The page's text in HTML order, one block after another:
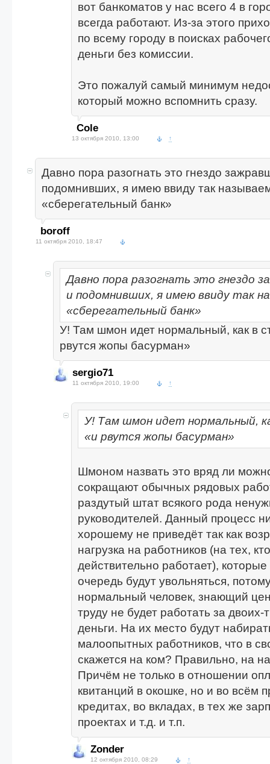
вот банкоматов у нас всего 4 в
всегда работают. Из-за этого
по всему городу в поисках
деньги без комиссии.
Это пожалуй самый минимум
который можно вспомнить сразу.
Cole
13 октября 2010, 13:00 ↑
Давно пора разогнать это гнездо
подомнивших, я имею ввиду так
«сберегательный банк»
boroff
11 октября 2010, 18:47
Давно пора разогнать это гнездо
и подомнивших, я имею ввиду так
«сберегательный банк»
У! Там шмон идет нормальный, как в
рвутся жопы басурман»
sergio71
11 октября 2010, 19:00 ↑
У! Там шмон идет нормальный,
«и рвутся жопы басурман»
Шмоном назвать это вряд ли
сокращают обычных рядовых
раздутый штат всякого рода
руководителей. Данный процесс
хорошему не приведёт так как
нагрузка на работников (на тех, кто
действительно работает),
очередь будут увольняться,
нормальный человек, знающий
труду не будет работать за двоих-
деньги. На их место будут
малоопытных работников, что в
скажется на ком? Правильно, на
Причём не только в отношении
квитанций в окошке, но и во всём
кредитах, во вкладах, в тех же
проектах и т.д. и т.п.
Zonder
12 октября 2010, 08:29 ↑